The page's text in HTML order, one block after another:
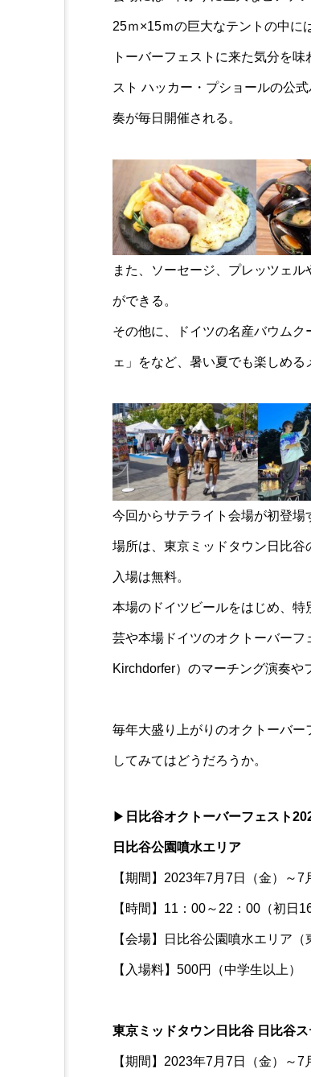
25ｍ×15ｍの巨大なテントの中に
トーバーフェストに来た気分を
スト ハッカー・プショールの公
奏が毎日開催される。
また、ソーセージ、プレッツェ
ができる。
その他に、ドイツの名産バウム
ェ」をなど、暑い夏でも楽しめる
今回からサテライト会場が初登場
場所は、東京ミッドタウン日比
入場は無料。
本場のドイツビールをはじめ、
芸や本場ドイツのオクトーバー
Kirchdorfer）のマーチング演奏や
毎年大盛り上がりのオクトーバ
してみてはどうだろうか。
▶ 日比谷オクトーバーフェスト
日比谷公園噴水エリア
【期間】2023年7月7日（金）～7
【時間】11：00～22：00（初日
【会場】日比谷公園噴水エリア
【入場料】500円（中学生以上）
東京ミッドタウン日比谷 日比谷
【期間】2023年7月7日（金）～7